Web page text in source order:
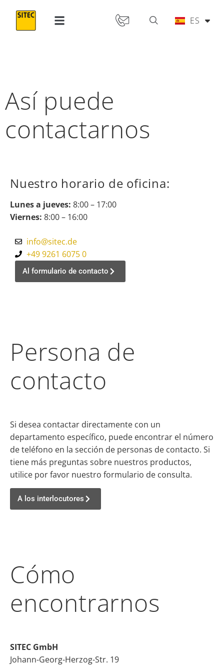
ES
PT
Así puede
contactarnos
Nuestro horario de oficina:
Lunes a jueves: 8:00 – 17:00
Viernes: 8:00 – 16:00
info@sitec.de
+49 9261 6075 0
Al formulario de contacto
Persona de
contacto
Si desea contactar directamente con un
departamento específico, puede encontrar el número
de teléfono en la sección de personas de contacto. Si
tiene más preguntas sobre nuestros productos,
utilice por favor nuestro formulario de consulta.
A los interlocutores
Cómo
encontrarnos
SITEC GmbH
Johann-Georg-Herzog-Str. 19